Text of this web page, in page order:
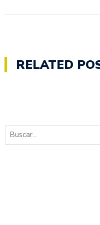
RELATED